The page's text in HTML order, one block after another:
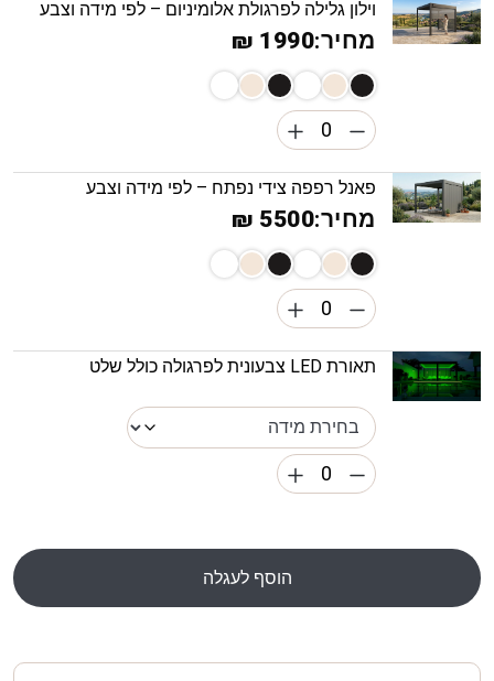
וילון גלילה לפרגולת אלומיניום – לפי מידה וצבע
מחיר:1990 ₪
פאנל רפפה צידי נפתח – לפי מידה וצבע
מחיר:5500 ₪
תאורת LED צבעונית לפרגולה כולל שלט
הוסף לעגלה